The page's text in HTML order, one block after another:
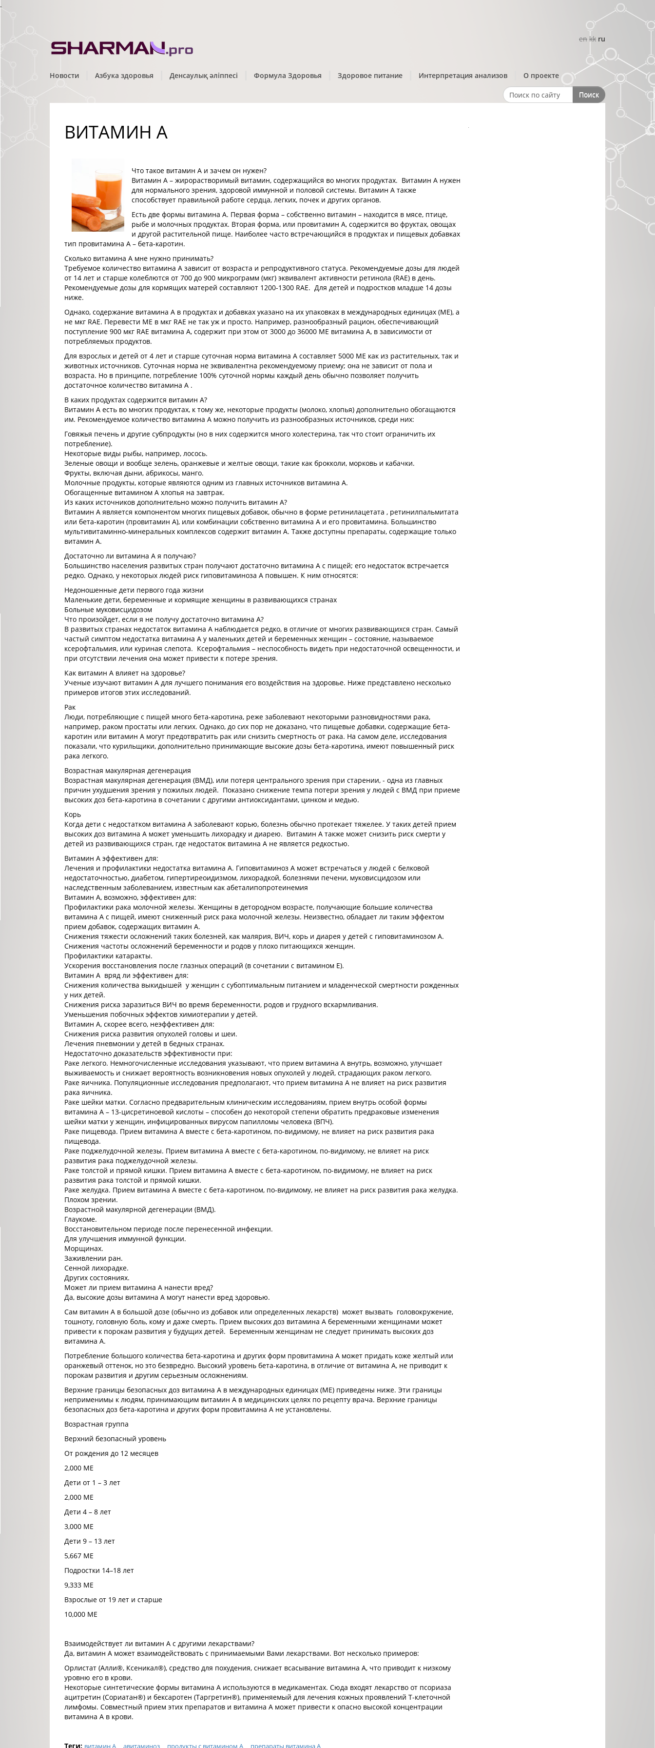
.
en kk ru
Новости Азбука здоровья Денсаулық әліппесі Формула Здоровья Здоровое питание Интерпретация анализов О проекте
Search formПоиск
ВИТАМИН А
Что такое витамин А и зачем он нужен?
Витамин А – жирорастворимый витамин, содержащийся во многих продуктах. Витамин А нужен
для нормального зрения, здоровой иммунной и половой системы. Витамин А также
способствует правильной работе сердца, легких, почек и других органов.
Есть две формы витамина А. Первая форма – собственно витамин – находится в мясе, птице,
рыбе и молочных продуктах. Вторая форма, или провитамин А, содержится во фруктах, овощах
и другой растительной пище. Наиболее часто встречающийся в продуктах и пищевых добавках
тип провитамина А – бета-каротин.
Сколько витамина А мне нужно принимать?
Требуемое количество витамина А зависит от возраста и репродуктивного статуса. Рекомендуемые дозы для людей
от 14 лет и старше колеблются от 700 до 900 микрограмм (мкг) эквивалент активности ретинола (RAE) в день.
Рекомендуемые дозы для кормящих матерей составляют 1200-1300 RAE. Для детей и подростков младше 14 дозы
ниже.
Однако, содержание витамина А в продуктах и добавках указано на их упаковках в международных единицах (МЕ), а
не мкг RAE. Перевести МЕ в мкг RAE не так уж и просто. Например, разнообразный рацион, обеспечивающий
поступление 900 мкг RAE витамина А, содержит при этом от 3000 до 36000 МЕ витамина А, в зависимости от
потребляемых продуктов.
Для взрослых и детей от 4 лет и старше суточная норма витамина А составляет 5000 МЕ как из растительных, так и
животных источников. Суточная норма не эквивалентна рекомендуемому приему; она не зависит от пола и
возраста. Но в принципе, потребление 100% суточной нормы каждый день обычно позволяет получить
достаточное количество витамина А .
В каких продуктах содержится витамин А?
Витамин А есть во многих продуктах, к тому же, некоторые продукты (молоко, хлопья) дополнительно обогащаются
им. Рекомендуемое количество витамина А можно получить из разнообразных источников, среди них:
Говяжья печень и другие субпродукты (но в них содержится много холестерина, так что стоит ограничить их
потребление).
Некоторые виды рыбы, например, лосось.
Зеленые овощи и вообще зелень, оранжевые и желтые овощи, такие как брокколи, морковь и кабачки.
Фрукты, включая дыни, абрикосы, манго.
Молочные продукты, которые являются одним из главных источников витамина А.
Обогащенные витамином А хлопья на завтрак.
Из каких источников дополнительно можно получить витамин А?
Витамин А является компонентом многих пищевых добавок, обычно в форме ретинилацетата , ретинилпальмитата
или бета-каротин (провитамин А), или комбинации собственно витамина А и его провитамина. Большинство
мультивитаминно-минеральных комплексов содержит витамин А. Также доступны препараты, содержащие только
витамин А.
Достаточно ли витамина А я получаю?
Большинство населения развитых стран получают достаточно витамина А с пищей; его недостаток встречается
редко. Однако, у некоторых людей риск гиповитаминоза А повышен. К ним относятся:
Недоношенные дети первого года жизни
Маленькие дети, беременные и кормящие женщины в развивающихся странах
Больные муковисцидозом
Что произойдет, если я не получу достаточно витамина А?
В развитых странах недостаток витамина А наблюдается редко, в отличие от многих развивающихся стран. Самый
частый симптом недостатка витамина А у маленьких детей и беременных женщин – состояние, называемое
ксерофтальмия, или куриная слепота. Ксерофтальмия – неспособность видеть при недостаточной освещенности, и
при отсутствии лечения она может привести к потере зрения.
Как витамин А влияет на здоровье?
Ученые изучают витамин А для лучшего понимания его воздействия на здоровье. Ниже представлено несколько
примеров итогов этих исследований.
Рак
Люди, потребляющие с пищей много бета-каротина, реже заболевают некоторыми разновидностями рака,
например, раком простаты или легких. Однако, до сих пор не доказано, что пищевые добавки, содержащие бета-
каротин или витамин А могут предотвратить рак или снизить смертность от рака. На самом деле, исследования
показали, что курильщики, дополнительно принимающие высокие дозы бета-каротина, имеют повышенный риск
рака легкого.
Возрастная макулярная дегенерация
Возрастная макулярная дегенерация (ВМД), или потеря центрального зрения при старении, - одна из главных
причин ухудшения зрения у пожилых людей. Показано снижение темпа потери зрения у людей с ВМД при приеме
высоких доз бета-каротина в сочетании с другими антиоксидантами, цинком и медью.
Корь
Когда дети с недостатком витамина А заболевают корью, болезнь обычно протекает тяжелее. У таких детей прием
высоких доз витамина А может уменьшить лихорадку и диарею. Витамин А также может снизить риск смерти у
детей из развивающихся стран, где недостаток витамина А не является редкостью.
Витамин А эффективен для:
Лечения и профилактики недостатка витамина А. Гиповитаминоз А может встречаться у людей с белковой
недостаточностью, диабетом, гипертиреоидизмом, лихорадкой, болезнями печени, муковисцидозом или
наследственным заболеванием, известным как абеталипопротеинемия
Витамин А, возможно, эффективен для:
Профилактики рака молочной железы. Женщины в детородном возрасте, получающие большие количества
витамина А с пищей, имеют сниженный риск рака молочной железы. Неизвестно, обладает ли таким эффектом
прием добавок, содержащих витамин А.
Снижения тяжести осложнений таких болезней, как малярия, ВИЧ, корь и диарея у детей с гиповитаминозом А.
Снижения частоты осложнений беременности и родов у плохо питающихся женщин.
Профилактики катаракты.
Ускорения восстановления после глазных операций (в сочетании с витамином Е).
Витамин А вряд ли эффективен для:
Снижения количества выкидышей у женщин с субоптимальным питанием и младенческой смертности рожденных
у них детей.
Снижения риска заразиться ВИЧ во время беременности, родов и грудного вскармливания.
Уменьшения побочных эффектов химиотерапии у детей.
Витамин А, скорее всего, неэффективен для:
Снижения риска развития опухолей головы и шеи.
Лечения пневмонии у детей в бедных странах.
Недостаточно доказательств эффективности при:
Раке легкого. Немногочисленные исследования указывают, что прием витамина А внутрь, возможно, улучшает
выживаемость и снижает вероятность возникновения новых опухолей у людей, страдающих раком легкого.
Раке яичника. Популяционные исследования предполагают, что прием витамина А не влияет на риск развития
рака яичника.
Раке шейки матки. Согласно предварительным клиническим исследованиям, прием внутрь особой формы
витамина А – 13-цисретиноевой кислоты – способен до некоторой степени обратить предраковые изменения
шейки матки у женщин, инфицированных вирусом папилломы человека (ВПЧ).
Раке пищевода. Прием витамина А вместе с бета-каротином, по-видимому, не влияет на риск развития рака
пищевода.
Раке поджелудочной железы. Прием витамина А вместе с бета-каротином, по-видимому, не влияет на риск
развития рака поджелудочной железы.
Раке толстой и прямой кишки. Прием витамина А вместе с бета-каротином, по-видимому, не влияет на риск
развития рака толстой и прямой кишки.
Раке желудка. Прием витамина А вместе с бета-каротином, по-видимому, не влияет на риск развития рака желудка.
Плохом зрении.
Возрастной макулярной дегенерации (ВМД).
Глаукоме.
Восстановительном периоде после перенесенной инфекции.
Для улучшения иммунной функции.
Морщинах.
Заживлении ран.
Сенной лихорадке.
Других состояниях.
Может ли прием витамина А нанести вред?
Да, высокие дозы витамина А могут нанести вред здоровью.
Сам витамин А в большой дозе (обычно из добавок или определенных лекарств) может вызвать головокружение,
тошноту, головную боль, кому и даже смерть. Прием высоких доз витамина А беременными женщинами может
привести к порокам развития у будущих детей. Беременным женщинам не следует принимать высоких доз
витамина А.
Потребление большого количества бета-каротина и других форм провитамина А может придать коже желтый или
оранжевый оттенок, но это безвредно. Высокий уровень бета-каротина, в отличие от витамина А, не приводит к
порокам развития и другим серьезным осложнениям.
Верхние границы безопасных доз витамина А в международных единицах (МЕ) приведены ниже. Эти границы
неприменимы к людям, принимающим витамин А в медицинских целях по рецепту врача. Верхние границы
безопасных доз бета-каротина и других форм провитамина А не установлены.
Возрастная группа
Верхний безопасный уровень
От рождения до 12 месяцев
2,000 МЕ
Дети от 1 – 3 лет
2,000 МЕ
Дети 4 – 8 лет
3,000 МЕ
Дети 9 – 13 лет
5,667 МЕ
Подростки 14–18 лет
9,333 МЕ
Взрослые от 19 лет и старше
10,000 МЕ
Взаимодействует ли витамин А с другими лекарствами?
Да, витамин А может взаимодействовать с принимаемыми Вами лекарствами. Вот несколько примеров:
Орлистат (Алли®, Ксеникал®), средство для похудения, снижает всасывание витамина А, что приводит к низкому
уровню его в крови.
Некоторые синтетические формы витамина А используются в медикаментах. Сюда входят лекарство от псориаза
ацитретин (Сориатан®) и бексаротен (Таргретин®), применяемый для лечения кожных проявлений Т-клеточной
лимфомы. Совместный прием этих препаратов и витамина А может привести к опасно высокой концентрации
витамина А в крови.
Теги: витамин А авитаминоз продукты с витамином А препараты витамина А